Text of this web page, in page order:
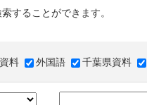
することができます。
料 外国語 千葉県資料